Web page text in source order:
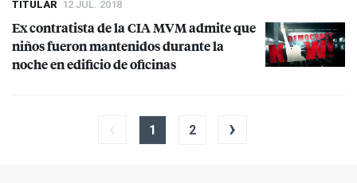
TITULAR 12 JUL. 2018
Ex contratista de laCIAMVMadmite que
niños fueron mantenidos durante la
noche en edificio de oficinas
1 2 ›